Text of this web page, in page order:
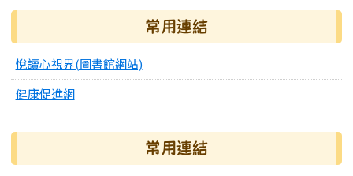
常用連結
悅讀心視界(圖書館網站)
健康促進網
常用連結